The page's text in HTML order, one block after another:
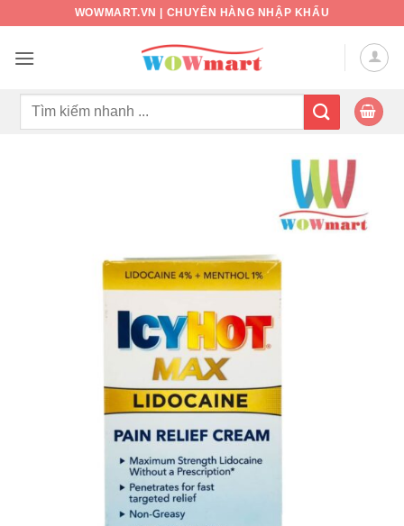
nội
WOWMART.VN | CHUYÊN HÀNG NHẬP KHẨU
Tìm